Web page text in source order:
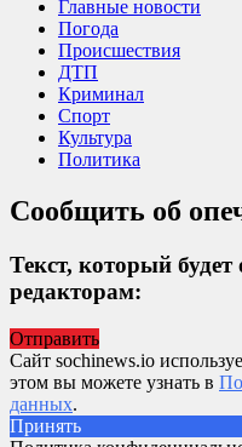
Главные новости
Погода
Происшествия
ДТП
Криминал
Спорт
Культура
Политика
Сообщить об
Текст, который
редакторам:
Отправить
Сайт sochinews.io
этом вы можете узнать в
данных.
Принять